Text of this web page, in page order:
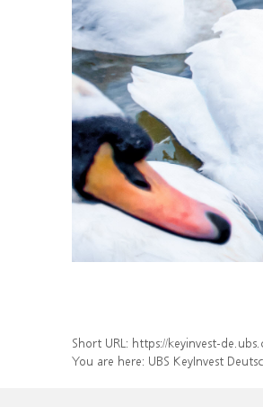
Short URL: https://keyinvest-
You are here: UBS KeyInvest